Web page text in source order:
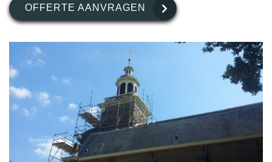
OFFERTE AANVRAGEN